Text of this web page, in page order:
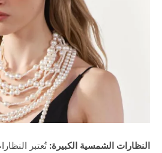
النظارات الشمسية الكبيرة: تُعتبر